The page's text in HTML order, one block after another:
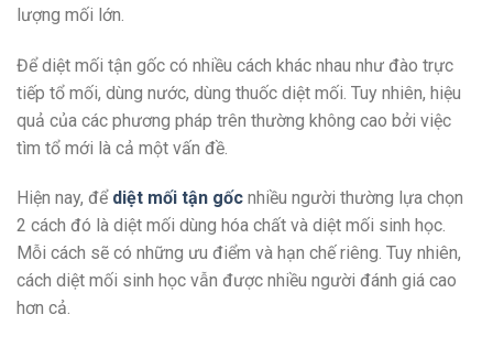
lượng mối lớn.
Để diệt mối tận gốc có nhiều cách khác nhau như đào trực
tiếp tổ mối, dùng nước, dùng thuốc diệt mối. Tuy nhiên, hiệu
quả của các phương pháp trên thường không cao bởi việc
tìm tổ mới là cả một vấn đề.
Hiện nay, để diệt mối tận gốc nhiều người thường lựa chọn
2 cách đó là diệt mối dùng hóa chất và diệt mối sinh học.
Mỗi cách sẽ có những ưu điểm và hạn chế riêng. Tuy nhiên,
cách diệt mối sinh học vẫn được nhiều người đánh giá cao
hơn cả.